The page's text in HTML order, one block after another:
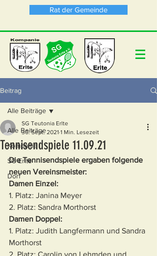
Rat der Gemeinde
Beitrag
Alle Beiträge
Kompanie
SG Erlte
Dorf
Alle Beiträge
Tennisendspiele 11.09.21
SG Teutonia Erlte
30. Sept. 2021 1 Min. Lesezeit
Die Tennisendspiele ergaben folgende
neuen Vereinsmeister:
Damen Einzel:
1. Platz: Janina Meyer
2. Platz: Sandra Morthorst
Damen Doppel:
1. Platz: Judith Langfermann und Sandra
Morthorst
2. Platz: Carolin von Lehmden und